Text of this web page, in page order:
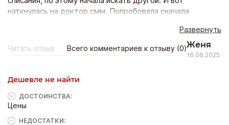
наткнулась на доктор смм. Попробовала сначала
потом взяла и платно подписчиков и просмотры на канал.
Цены для мен приемлимые, доставили вовремя. Сайт
свои обещания выполняет!
Развернуть
Читать отзыв Всего комментариев к отзыву (0)Женя
16.06.2025
Дешевле не найти
ДОСТОИНCТВА:
Цены
НЕДОСТАТКИ: